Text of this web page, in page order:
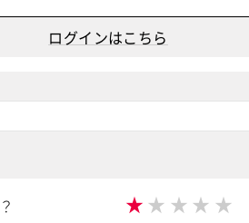
ログインはこちら
★ ★ ★ ★ ★